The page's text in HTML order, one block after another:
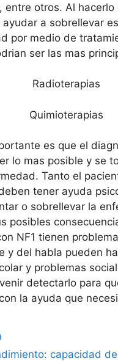
entre otros. Al hacerlo
ayudar a sobrellevar
por medio de
ser las mas
Radioterapias
Quimioterapias
es que el
lo mas posible y se
Tanto el
tener ayuda
o sobrellevar la
posibles
NF1 tienen
y del habla pueden
y problemas
detectarlo para
la ayuda que
capacidad